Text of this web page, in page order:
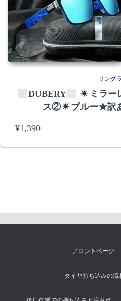
サング
DUBERY ミラー
ス②
ブルー★訳
¥1,390
フロントページ
タイヤ持ち込みの流